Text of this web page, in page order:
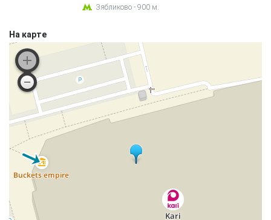
Зябликово - 900 м.
На карте